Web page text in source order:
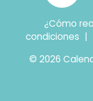
¿Cómo
condiciones |
© 2026